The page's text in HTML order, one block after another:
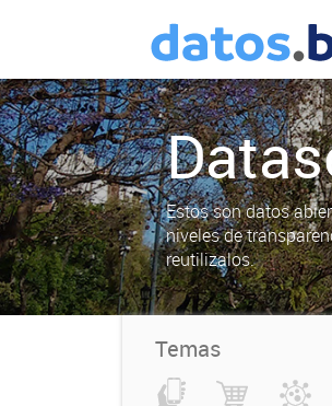
Estos son datos
niveles de
reutilizalos.
Temas